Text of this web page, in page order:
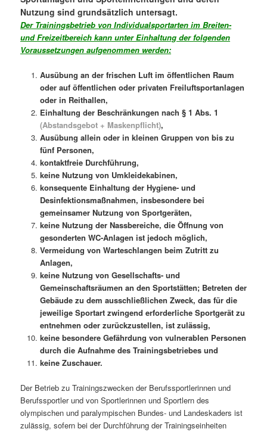
Nutzung sind grundsätzlich untersagt.
Der Trainingsbetrieb von Individualsportarten im Breiten-
und Freizeitbereich kann unter Einhaltung der folgenden
Voraussetzungen aufgenommen werden:
Ausübung an der frischen Luft im öffentlichen Raum
oder auf öffentlichen oder privaten Freiluftsportanlagen
oder in Reithallen,
Einhaltung der Beschränkungen nach § 1 Abs. 1
(Abstandsgebot + Maskenpflicht),
Ausübung allein oder in kleinen Gruppen von bis zu
fünf Personen,
kontaktfreie Durchführung,
keine Nutzung von Umkleidekabinen,
konsequente Einhaltung der Hygiene- und
Desinfektionsmaßnahmen, insbesondere bei
gemeinsamer Nutzung von Sportgeräten,
keine Nutzung der Nassbereiche, die Öffnung von
gesonderten WC-Anlagen ist jedoch möglich,
Vermeidung von Warteschlangen beim Zutritt zu
Anlagen,
keine Nutzung von Gesellschafts- und
Gemeinschaftsräumen an den Sportstätten; Betreten der
Gebäude zu dem ausschließlichen Zweck, das für die
jeweilige Sportart zwingend erforderliche Sportgerät zu
entnehmen oder zurückzustellen, ist zulässig,
keine besondere Gefährdung von vulnerablen Personen
durch die Aufnahme des Trainingsbetriebes und
keine Zuschauer.
Der Betrieb zu Trainingszwecken der Berufssportlerinnen und
Berufssportler und von Sportlerinnen und Sportlern des
olympischen und paralympischen Bundes- und Landeskaders ist
zulässig, sofern bei der Durchführung der Trainingseinheiten